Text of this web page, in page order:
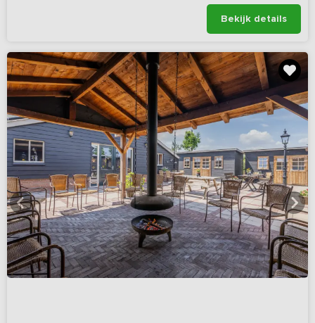
Bekijk details